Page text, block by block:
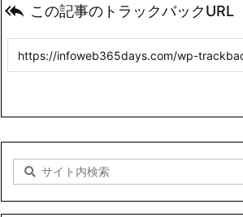
 この記事のトラックバックURL